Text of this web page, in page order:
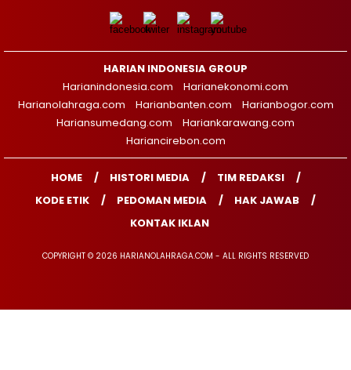
HARIAN INDONESIA GROUP
Harianindonesia.com
Harianekonomi.com
Harianolahraga.com
Harianbanten.com
Harianbogor.com
Hariansumedang.com
Hariankarawang.com
Hariancirebon.com
HOME HISTORI MEDIA
TIM REDAKSI
KODE ETIK
PEDOMAN MEDIA
HAK JAWAB
KONTAK IKLAN
COPYRIGHT © 2026 HARIANOLAHRAGA.COM - ALL RIGHTS RESERVED